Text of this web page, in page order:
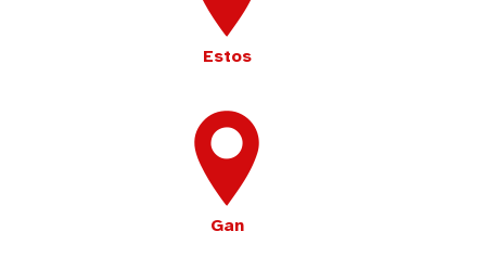
Estos
Gan